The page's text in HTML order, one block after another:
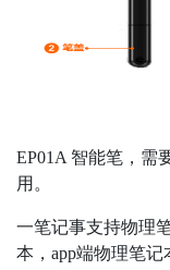
EP01A 智能笔，需
用。
一笔记事支持物理
本，app端物理笔